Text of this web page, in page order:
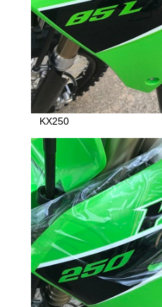
KX250